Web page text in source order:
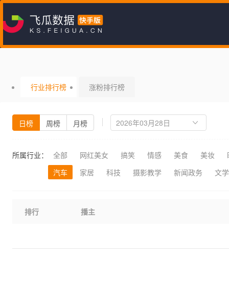
行业排行榜 涨粉排行榜
日榜 周榜 月榜
所属行业： 全部 网红美女 搞笑 情感 美食 美妆
汽车
家居 科技 摄影教学 新闻政务 文
排行 播主